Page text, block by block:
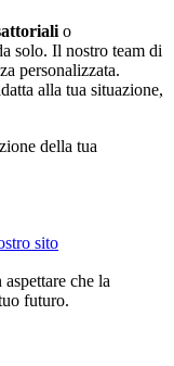
o
solo. Il nostro team di
personalizzata.
alla tua situazione,
della tua
sito
aspettare che la
futuro.